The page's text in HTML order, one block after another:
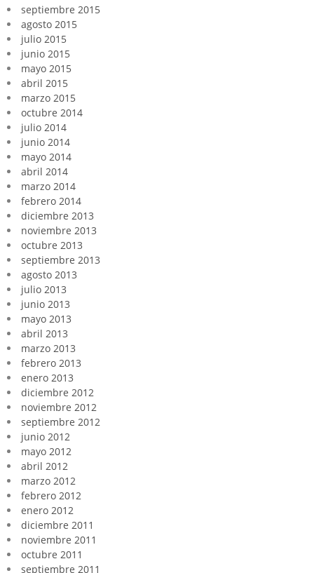
septiembre 2015
agosto 2015
julio 2015
junio 2015
mayo 2015
abril 2015
marzo 2015
octubre 2014
julio 2014
junio 2014
mayo 2014
abril 2014
marzo 2014
febrero 2014
diciembre 2013
noviembre 2013
octubre 2013
septiembre 2013
agosto 2013
julio 2013
junio 2013
mayo 2013
abril 2013
marzo 2013
febrero 2013
enero 2013
diciembre 2012
noviembre 2012
septiembre 2012
junio 2012
mayo 2012
abril 2012
marzo 2012
febrero 2012
enero 2012
diciembre 2011
noviembre 2011
octubre 2011
septiembre 2011